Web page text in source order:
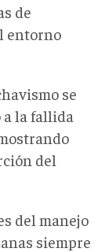
de
entorno
se
la fallida
del
del manejo
siempre